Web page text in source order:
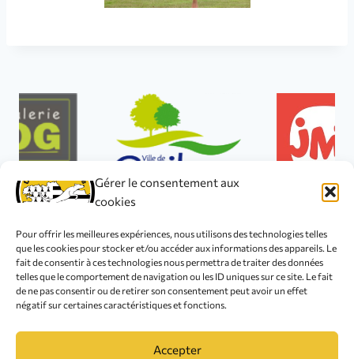
Gérer le consentement aux
cookies
Pour offrir les meilleures expériences, nous utilisons des technologies telles
que les cookies pour stocker et/ou accéder aux informations des appareils. Le
fait de consentir à ces technologies nous permettra de traiter des données
telles que le comportement de navigation ou les ID uniques sur ce site. Le fait
de ne pas consentir ou de retirer son consentement peut avoir un effet
négatif sur certaines caractéristiques et fonctions.
Accepter
© 2026 Club Canin de L'Iroise